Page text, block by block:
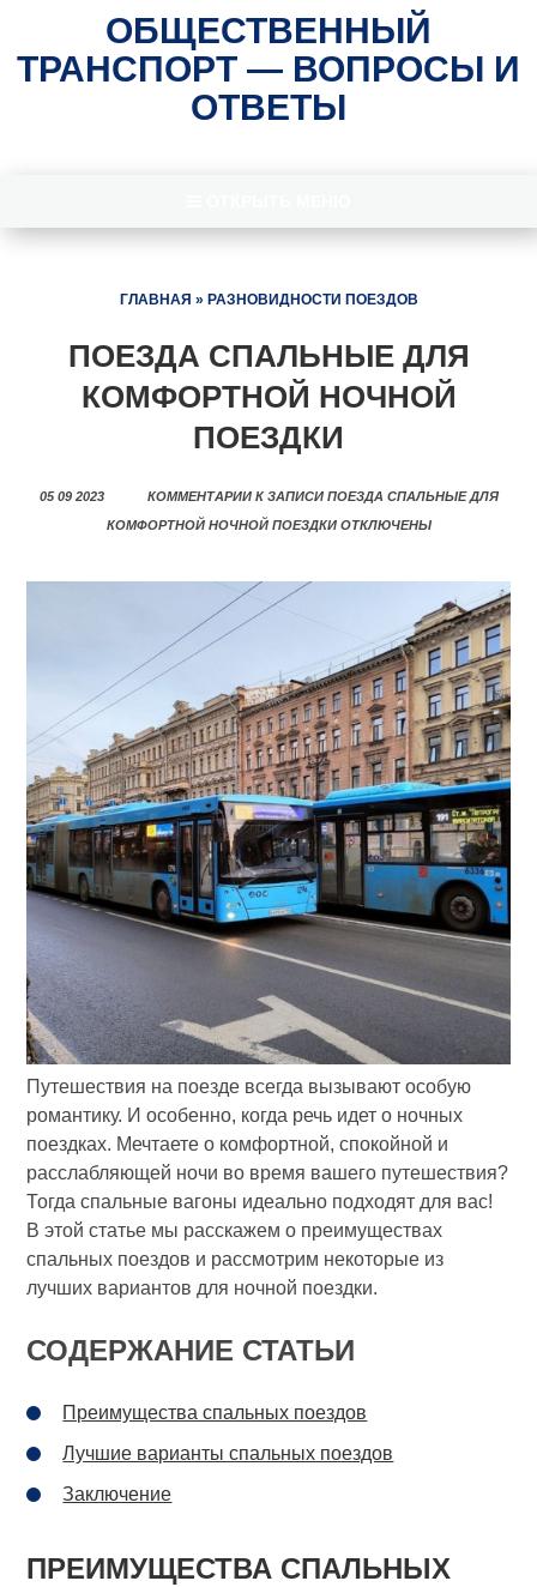
ОБЩЕСТВЕННЫЙ
ТРАНСПОРТ — ВОПРОСЫ И
ОТВЕТЫ
ГЛАВНАЯ » РАЗНОВИДНОСТИ ПОЕЗДОВ
ПОЕЗДА СПАЛЬНЫЕ ДЛЯ
КОМФОРТНОЙ НОЧНОЙ
ПОЕЗДКИ
05 09 2023 КОММЕНТАРИИК ЗАПИСИ ПОЕЗДА СПАЛЬНЫЕ ДЛЯ
КОМФОРТНОЙ НОЧНОЙ ПОЕЗДКИОТКЛЮЧЕНЫ
Путешествия на поезде всегда вызывают особую
романтику. И особенно, когда речь идет о ночных
поездках. Мечтаете о комфортной, спокойной и
расслабляющей ночи во время вашего путешествия?
Тогда спальные вагоны идеально подходят для вас!
В этой статье мы расскажем о преимуществах
спальных поездов и рассмотрим некоторые из
лучших вариантов для ночной поездки.
СОДЕРЖАНИЕ СТАТЬИ
Преимущества спальных поездов
Лучшие варианты спальных поездов
Заключение
ПРЕИМУЩЕСТВА СПАЛЬНЫХ